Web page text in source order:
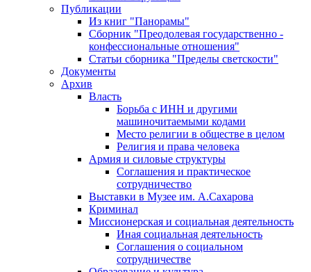
Публикации
Из книг "Панорамы"
Сборник "Преодолевая государственно -
конфессиональные отношения"
Статьи сборника "Пределы светскости"
Документы
Архив
Власть
Борьба с ИНН и другими
машиночитаемыми кодами
Место религии в обществе в целом
Религия и права человека
Армия и силовые структуры
Соглашения и практическое
сотрудничество
Выставки в Музее им. А.Сахарова
Криминал
Миссионерская и социальная деятельность
Иная социальная деятельность
Соглашения о социальном
сотрудничестве